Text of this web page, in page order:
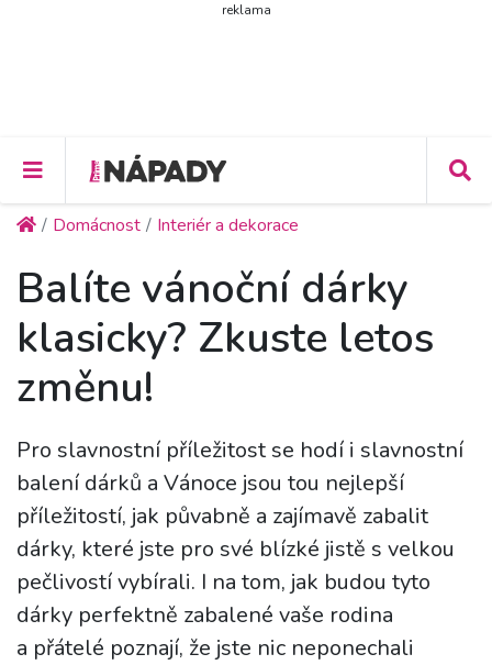
reklama
Domácnost Interiér a dekorace
Balíte vánoční dárky
klasicky? Zkuste letos
změnu!
Pro slavnostní příležitost se hodí i slavnostní
balení dárků a Vánoce jsou tou nejlepší
příležitostí, jak půvabně a zajímavě zabalit
dárky, které jste pro své blízké jistě s velkou
pečlivostí vybírali. I na tom, jak budou tyto
dárky perfektně zabalené vaše rodina
a přátelé poznají, že jste nic neponechali